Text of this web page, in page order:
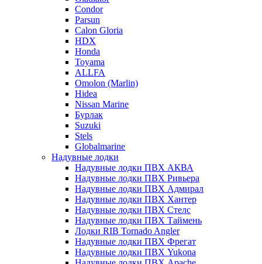
Condor
Parsun
Calon Gloria
HDX
Honda
Toyama
ALLFA
Omolon (Marlin)
Hidea
Nissan Marine
Бурлак
Suzuki
Stels
Globalmarine
Надувные лодки
Надувные лодки ПВХ АКВА
Надувные лодки ПВХ Ривьера
Надувные лодки ПВХ Адмирал
Надувные лодки ПВХ Хантер
Надувные лодки ПВХ Стелс
Надувные лодки ПВХ Таймень
Лодки RIB Tornado Angler
Надувные лодки ПВХ Фрегат
Надувные лодки ПВХ Yukona